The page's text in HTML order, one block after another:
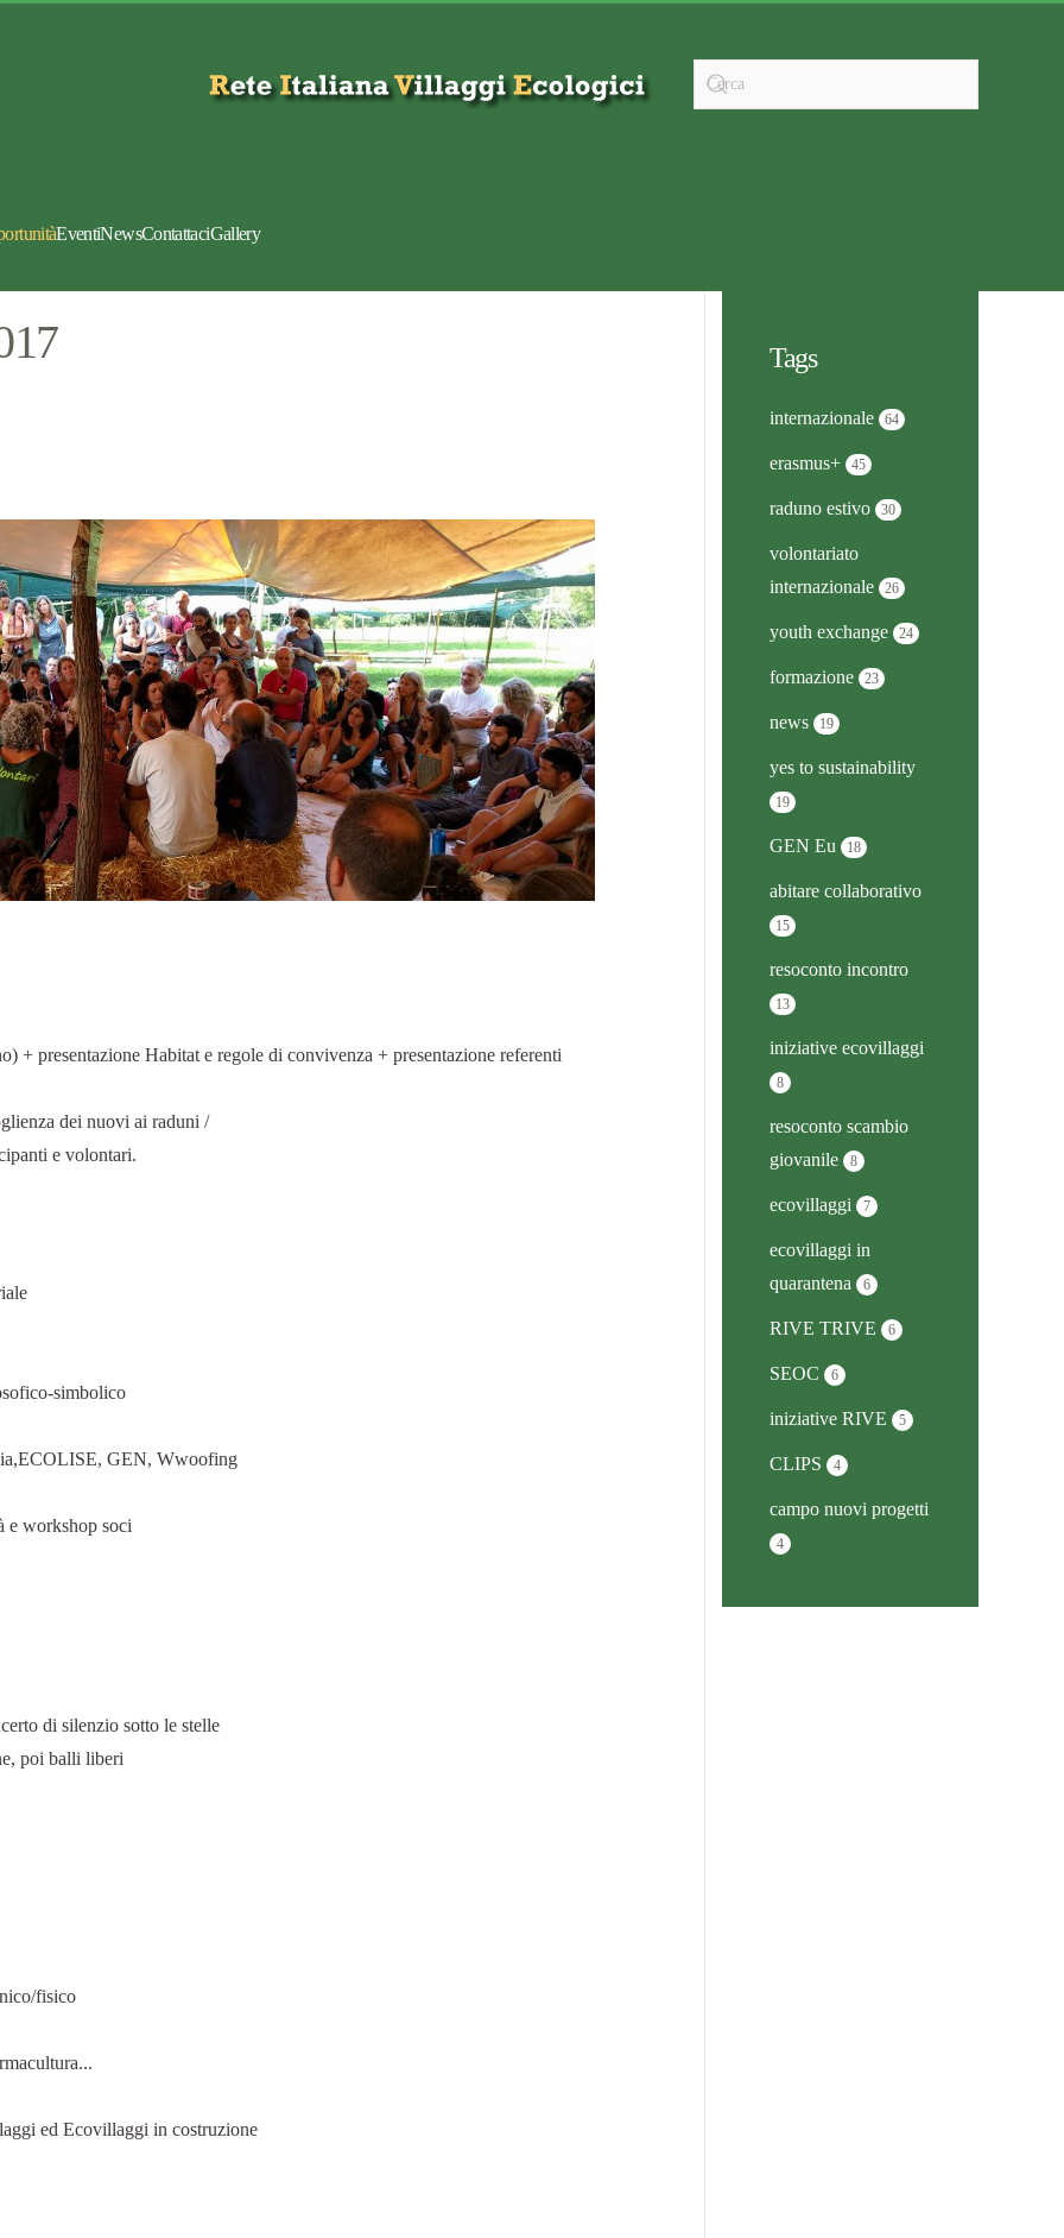
EventiNewsContattaciGallery
+ presentazione Habitat e regole di convivenza + presentazione referenti
dei nuovi ai raduni /
e volontari.
simbolico
GEN, Wwoofing
e workshop soci
di silenzio sotto le stelle
poi balli liberi
fisico
ed Ecovillaggi in costruzione
Tags
internazionale 64
erasmus+ 45
raduno estivo 30
volontariato
internazionale
26
youth exchange 24
formazione 23
news 19
yes to sustainability
19
GEN Eu 18
abitare collaborativo
15
resoconto incontro
13
iniziative ecovillaggi
8
resoconto scambio
giovanile
8
ecovillaggi 7
ecovillaggi in
quarantena
6
RIVE TRIVE 6
SEOC 6
iniziative RIVE 5
CLIPS 4
campo nuovi progetti
4